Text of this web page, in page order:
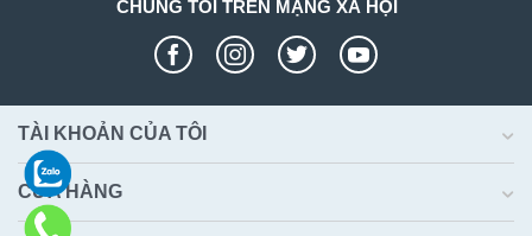
CHÚNG TÔI TRÊN MẠNG XÃ HỘI
TÀI KHOẢN CỦA TÔI
CỬA HÀNG